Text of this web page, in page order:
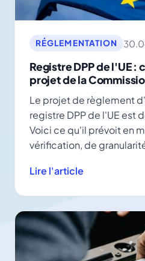
RÉGLEMENTATION
Registre DPP de l'UE :
projet de la
Le projet de règlement
registre DPP de l'UE est
Voici ce qu'il prévoit en
vérification, de
Lire l'article